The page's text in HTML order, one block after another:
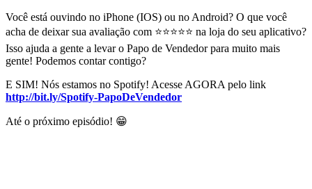
Você está ouvindo no iPhone (IOS) ou no Android? O que você
acha de deixar sua avaliação com ⭐⭐⭐⭐⭐ na loja do seu aplicativo?
Isso ajuda a gente a levar o Papo de Vendedor para muito mais
gente! Podemos contar contigo?
E SIM! Nós estamos no Spotify! Acesse AGORA pelo link
http://bit.ly/Spotify-PapoDeVendedor
Até o próximo episódio! 😁